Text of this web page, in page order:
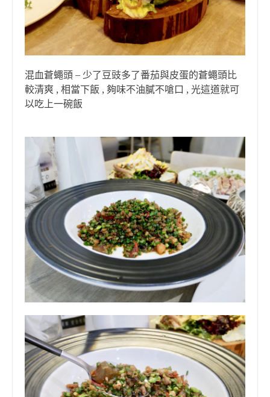
混血蒼蠅頭 – 少了豆豉多了番茄與皮蛋的蒼蠅頭比
較清爽 , 相當下飯 , 夠味不油膩不嗆口 , 光這道就可
以吃上一碗飯